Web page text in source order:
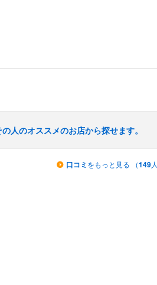
人のオススメのお店から探せます。
口コミ をもっと見る （149